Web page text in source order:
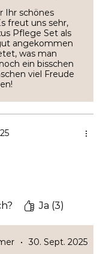
Ihr schönes
freut uns sehr,
Pflege Set als
angekommen
was man
ein bisschen
viel Freude
bewertet.
Ja (3)
•
30. Sept. 2025